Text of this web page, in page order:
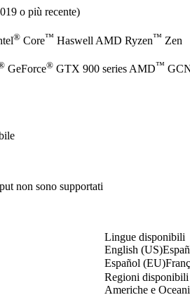
o più recente)
® Core™ Haswell AMD Ryzen™ Zen
GeForce® GTX 900 series AMD™
non sono supportati
Lingue disponibili
English (US)
Español (EU)
Regioni disponibili
Americhe e